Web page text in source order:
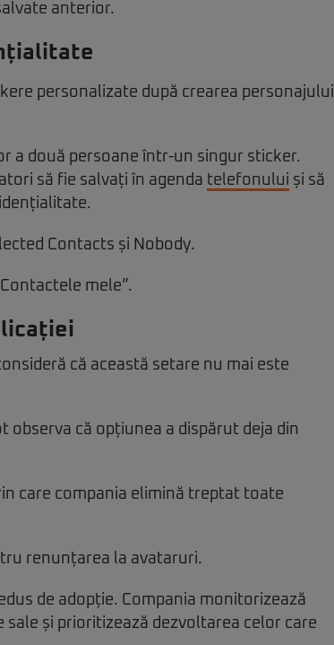
anterior.
personalizate după crearea personajului
a două persoane într-un singur sticker.
să fie salvați în agenda telefonului și să
Contacts și Nobody.
mele”.
că această setare nu mai este
că opțiunea a dispărut deja din
care compania elimină treptat toate
renunțarea la avataruri.
de adopție. Compania monitorizează
și prioritizează dezvoltarea celor care